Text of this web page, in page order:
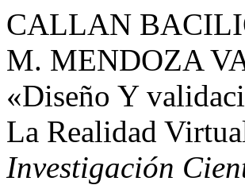
CALLAN
M. MENDOZA
«Diseño Y
La Realidad
Investigación